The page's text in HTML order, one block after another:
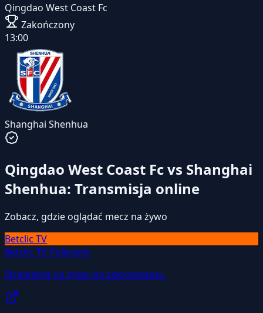
Qingdao West Coast Fc
Zakończony
13:00
Shanghai Shenhua
Qingdao West Coast Fc vs Shanghai
Shenhua: Transmisja online
Zobacz, gdzie oglądać mecz na żywo
Betclic TV
Betclic TV Polecane
Streaming na żywo po zalogowaniu.